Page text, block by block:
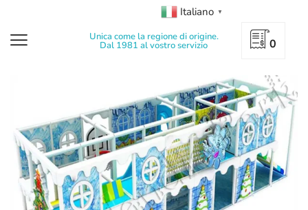
Italiano ▼
Unica come la regione di origine.
Dal 1981 al vostro servizio 0